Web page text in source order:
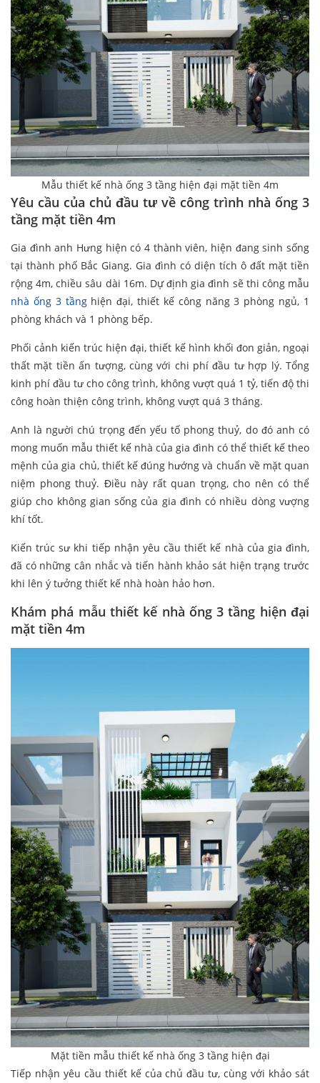
Mẫu thiết kế nhà ống 3 tầng hiện đại mặt tiền 4m
Yêu cầu của chủ đầu tư về công trình nhà ống 3
tầng mặt tiền 4m
Gia đình anh Hưng hiện có 4 thành viên, hiện đang sinh sống
tại thành phố Bắc Giang. Gia đình có diện tích ô đất mặt tiền
rộng 4m, chiều sâu dài 16m. Dự định gia đình sẽ thi công mẫu
nhà ống 3 tầnghiện đại, thiết kế công năng 3 phòng ngủ, 1
phòng khách và 1 phòng bếp.
Phối cảnh kiến trúc hiện đại, thiết kế hình khối đon giản, ngoại
thất mặt tiền ấn tượng, cùng với chi phí đầu tư hợp lý. Tổng
kinh phí đầu tư cho công trình, không vượt quá 1 tỷ, tiến độ thi
công hoàn thiện công trình, không vượt quá 3 tháng.
Anh là người chú trọng đến yếu tố phong thuỷ, do đó anh có
mong muốn mẫu thiết kế nhà của gia đình có thể thiết kế theo
mệnh của gia chủ, thiết kế đúng hướng và chuẩn về mặt quan
niệm phong thuỷ. Điều này rất quan trọng, cho nên có thể
giúp cho không gian sống của gia đình có nhiều dòng vượng
khí tốt.
Kiến trúc sư khi tiếp nhận yêu cầu thiết kế nhà của gia đình,
đã có những cân nhắc và tiến hành khảo sát hiện trạng trước
khi lên ý tưởng thiết kế nhà hoàn hảo hơn.
Khám phá mẫu thiết kế nhà ống 3 tầng hiện đại
mặt tiền 4m
Mặt tiền mẫu thiết kế nhà ống 3 tầng hiện đại
Tiếp nhận yêu cầu thiết kế của chủ đầu tư, cùng với khảo sát